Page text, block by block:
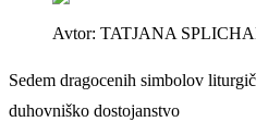
Avtor: TATJANA
Sedem dragocenih simbolov
duhovniško dostojanstvo